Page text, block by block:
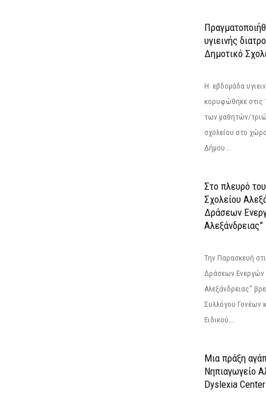
υγιεινής
Δημοτικό
Η εβδομάδα
κορυφώθηκε στις
των μαθητών/
σχολείου στο
Δήμου...
Στο πλευρό
Σχολείου
Δράσεων
Αλεξάνδρειας”
Την Παρασκευή
Δράσεων Ενεργών
Αλεξάνδρειας"
Συλλόγου Γονέων
Ειδικού...
Μια πράξη
Νηπιαγωγείο
Dyslexia